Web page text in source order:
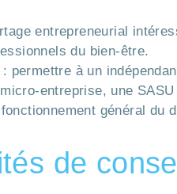
entrepreneurial
du bien-être.
: permettre à un
entreprise, une
général du
de